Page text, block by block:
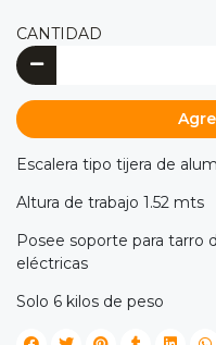
CANTIDAD
Escalera tipo tijera de
Altura de trabajo 1.52 mts
Posee soporte para tarro
eléctricas
Solo 6 kilos de peso